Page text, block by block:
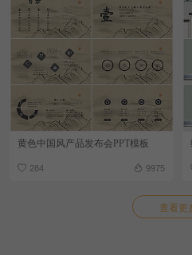
黄色中国风产品发布会PPT模板
284 9975
查看更